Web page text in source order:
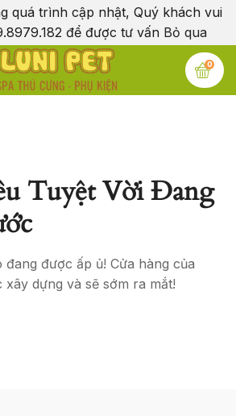
quá trình cập nhật, Quý khách vui
để được tư vấn Bỏ qua
0
Tuyệt Vời Đang
được ấp ủ! Cửa hàng của
dựng và sẽ sớm ra mắt!